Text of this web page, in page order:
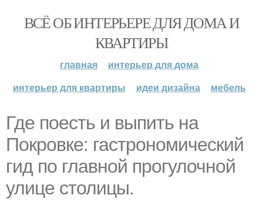
ВСЁ ОБ ИНТЕРЬЕРЕ ДЛЯ ДОМА И
КВАРТИРЫ
главная
интерьер для дома
интерьер для квартиры
идеи дизайна мебель
Где поесть и выпить на
Покровке: гастрономический
гид по главной прогулочной
улице столицы.